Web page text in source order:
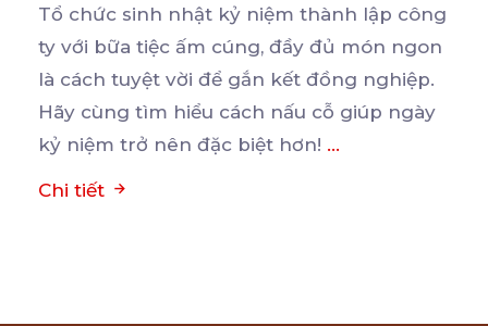
Tổ chức sinh nhật kỷ niệm thành lập công
ty với bữa tiệc ấm cúng, đầy đủ món ngon
là cách tuyệt vời để gắn kết đồng nghiệp.
Hãy cùng tìm hiểu cách nấu cỗ giúp ngày
kỷ niệm trở nên đặc biệt hơn! ...
Chi tiết